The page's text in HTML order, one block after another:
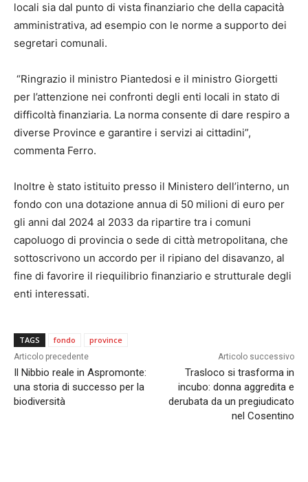
locali sia dal punto di vista finanziario che della capacità
amministrativa, ad esempio con le norme a supporto dei
segretari comunali.
“Ringrazio il ministro Piantedosi e il ministro Giorgetti
per l’attenzione nei confronti degli enti locali in stato di
difficoltà finanziaria. La norma consente di dare respiro a
diverse Province e garantire i servizi ai cittadini”,
commenta Ferro.
Inoltre è stato istituito presso il Ministero dell’interno, un
fondo con una dotazione annua di 50 milioni di euro per
gli anni dal 2024 al 2033 da ripartire tra i comuni
capoluogo di provincia o sede di città metropolitana, che
sottoscrivono un accordo per il ripiano del disavanzo, al
fine di favorire il riequilibrio finanziario e strutturale degli
enti interessati.
TAGS fondo province
Articolo precedente
Il Nibbio reale in Aspromonte:
una storia di successo per la
biodiversità
Articolo successivo
Trasloco si trasforma in
incubo: donna aggredita e
derubata da un pregiudicato
nel Cosentino